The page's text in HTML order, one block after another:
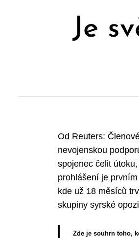
Je
Od Reuters:
nevojenskou
spojenec čelit
prohlášení je
kde už 18 měsíců
skupiny syrské
Zde je souhrn toho,